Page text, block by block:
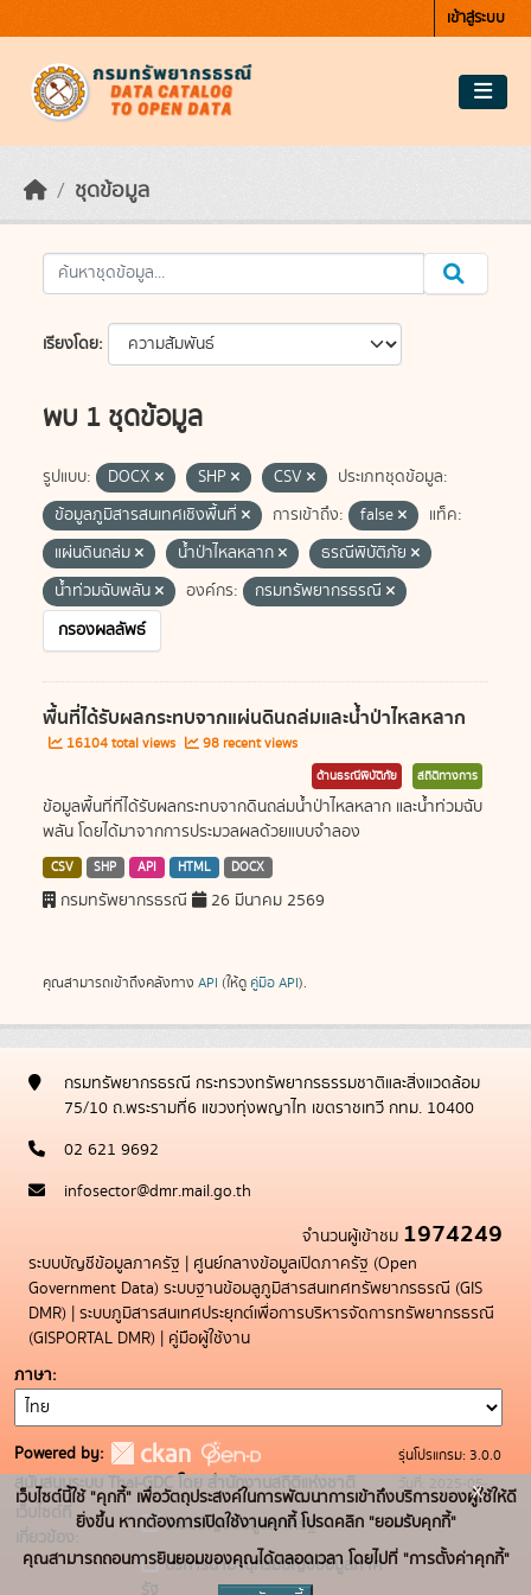
เข้าสู่ระบบ
ชุดข้อมูล
เรียงโดย
พบ 1 ชุดข้อมูล
รูปแบบ: DOCX SHP CSV
ประเภทชุดข้อมูล:
ข้อมูลภูมิสารสนเทศเชิงพื้นที่
การเข้าถึง: false
แท็ค:
แผ่นดินถล่ม
น้ำป่าไหลหลาก
ธรณีพิบัติภัย
น้ำท่วมฉับพลัน
องค์กร:
กรมทรัพยากรธรณี
กรองผลลัพธ์
พื้นที่ได้รับผลกระทบจากแผ่นดินถล่มและน้ำป่าไหลหลาก
16104 total views 98 recent views
ด้านธรณีพิบัติภัย สถิติทางการ
ข้อมูลพื้นที่ที่ได้รับผลกระทบจากดินถล่มน้ำป่าไหลหลาก และน้ำท่วมฉับ
พลัน โดยได้มาจากการประมวลผลด้วยแบบจำลอง
CSV SHP API HTML DOCX
กรมทรัพยากรธรณี 26 มีนาคม 2569
คุณสามารถเข้าถึงคลังทาง API (ให้ดู คู่มือ API).
กรมทรัพยากรธรณี กระทรวงทรัพยากรธรรมชาติและสิ่งแวดล้อม
75/10 ถ.พระรามที่6 แขวงทุ่งพญาไท เขตราชเทวี กทม. 10400
02 621 9692
infosector@dmr.mail.go.th
จำนวนผู้เข้าชม 1974249
ระบบบัญชีข้อมูลภาครัฐ | ศูนย์กลางข้อมูลเปิดภาครัฐ (Open
Government Data) ระบบฐานข้อมลูภูมิสารสนเทศทรัพยากรธรณี (GIS
DMR) | ระบบภูมิสารสนเทศประยุกต์เพื่อการบริหารจัดการทรัพยากรธรณี
(GISPORTAL DMR) | คู่มือผู้ใช้งาน
ภาษา
Powered by:
สนับสนุนระบบ Thai-GDC โดย สำนักงานสถิติแห่งชาติ
เว็บไซต์ที่
เกี่ยวข้อง:
ระบบบัญชีข้อมูลภาครัฐ
บริการนามานุกรมบัญชีข้อมูลภาค
รัฐ
รุ่นโปรแกรม: 3.0.0
วันที่: 2025-05-
19
เว็บไซต์นี้ใช้ "คุกกี้" เพื่อวัตถุประสงค์ในการพัฒนาการเข้าถึงบริการของผู้ใช้ให้ดี
ยิ่งขึ้น หากต้องการเปิดใช้งานคุกกี้ โปรดคลิก "ยอมรับคุกกี้"
คุณสามารถถอนการยินยอมของคุณได้ตลอดเวลา โดยไปที่ "การตั้งค่าคุกกี้"
x